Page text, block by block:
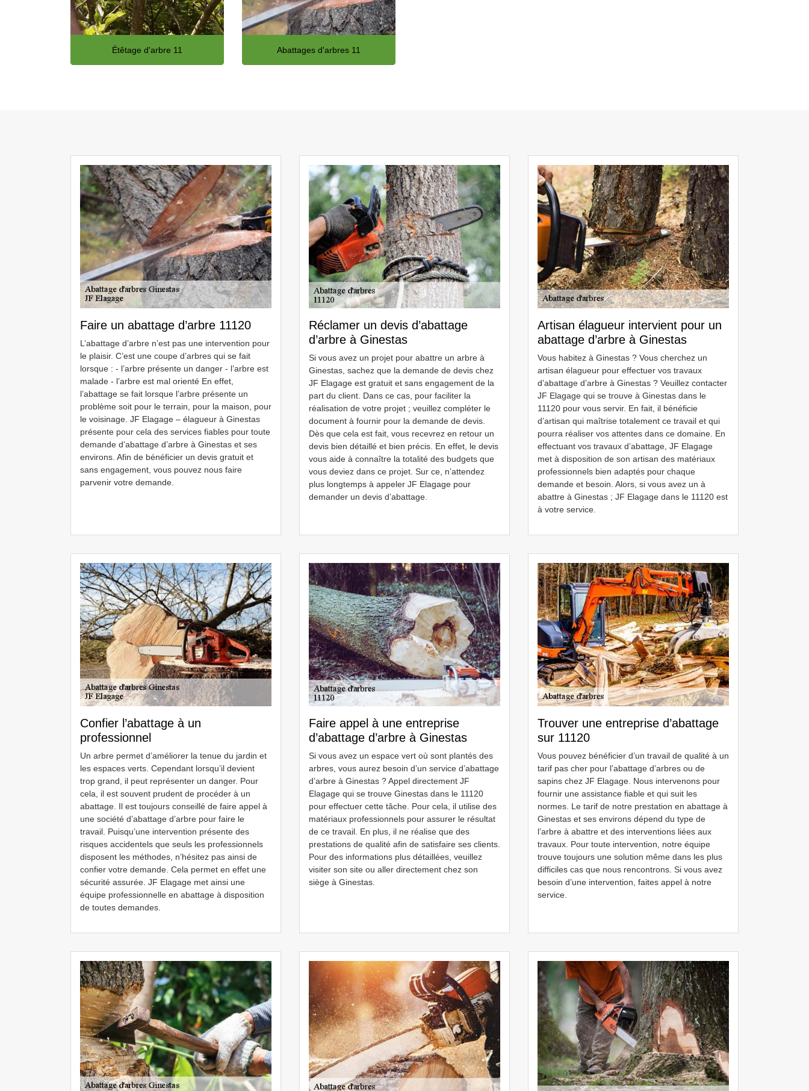
Étêtage d'arbre 11 Abattages d'arbres 11
Faire un abattage d’arbre 11120
L’abattage d’arbre n’est pas une intervention pour
le plaisir. C’est une coupe d’arbres qui se fait
lorsque : - l’arbre présente un danger - l’arbre est
malade - l’arbre est mal orienté En effet,
l’abattage se fait lorsque l’arbre présente un
problème soit pour le terrain, pour la maison, pour
le voisinage. JF Elagage – élagueur à Ginestas
présente pour cela des services fiables pour toute
demande d’abattage d’arbre à Ginestas et ses
environs. Afin de bénéficier un devis gratuit et
sans engagement, vous pouvez nous faire
parvenir votre demande.
Réclamer un devis d’abattage
d’arbre à Ginestas
Si vous avez un projet pour abattre un arbre à
Ginestas, sachez que la demande de devis chez
JF Elagage est gratuit et sans engagement de la
part du client. Dans ce cas, pour faciliter la
réalisation de votre projet ; veuillez compléter le
document à fournir pour la demande de devis.
Dès que cela est fait, vous recevrez en retour un
devis bien détaillé et bien précis. En effet, le devis
vous aide à connaître la totalité des budgets que
vous deviez dans ce projet. Sur ce, n’attendez
plus longtemps à appeler JF Elagage pour
demander un devis d’abattage.
Artisan élagueur intervient pour un
abattage d’arbre à Ginestas
Vous habitez à Ginestas ? Vous cherchez un
artisan élagueur pour effectuer vos travaux
d’abattage d’arbre à Ginestas ? Veuillez contacter
JF Elagage qui se trouve à Ginestas dans le
11120 pour vous servir. En fait, il bénéficie
d’artisan qui maîtrise totalement ce travail et qui
pourra réaliser vos attentes dans ce domaine. En
effectuant vos travaux d’abattage, JF Elagage
met à disposition de son artisan des matériaux
professionnels bien adaptés pour chaque
demande et besoin. Alors, si vous avez un à
abattre à Ginestas ; JF Elagage dans le 11120 est
à votre service.
Confier l’abattage à un
professionnel
Un arbre permet d’améliorer la tenue du jardin et
les espaces verts. Cependant lorsqu’il devient
trop grand, il peut représenter un danger. Pour
cela, il est souvent prudent de procéder à un
abattage. Il est toujours conseillé de faire appel à
une société d’abattage d’arbre pour faire le
travail. Puisqu’une intervention présente des
risques accidentels que seuls les professionnels
disposent les méthodes, n’hésitez pas ainsi de
confier votre demande. Cela permet en effet une
sécurité assurée. JF Elagage met ainsi une
équipe professionnelle en abattage à disposition
de toutes demandes.
Faire appel à une entreprise
d’abattage d’arbre à Ginestas
Si vous avez un espace vert où sont plantés des
arbres, vous aurez besoin d’un service d’abattage
d’arbre à Ginestas ? Appel directement JF
Elagage qui se trouve Ginestas dans le 11120
pour effectuer cette tâche. Pour cela, il utilise des
matériaux professionnels pour assurer le résultat
de ce travail. En plus, il ne réalise que des
prestations de qualité afin de satisfaire ses clients.
Pour des informations plus détaillées, veuillez
visiter son site ou aller directement chez son
siège à Ginestas.
Trouver une entreprise d’abattage
sur 11120
Vous pouvez bénéficier d’un travail de qualité à un
tarif pas cher pour l’abattage d’arbres ou de
sapins chez JF Elagage. Nous intervenons pour
fournir une assistance fiable et qui suit les
normes. Le tarif de notre prestation en abattage à
Ginestas et ses environs dépend du type de
l’arbre à abattre et des interventions liées aux
travaux. Pour toute intervention, notre équipe
trouve toujours une solution même dans les plus
difficiles cas que nous rencontrons. Si vous avez
besoin d’une intervention, faites appel à notre
service.